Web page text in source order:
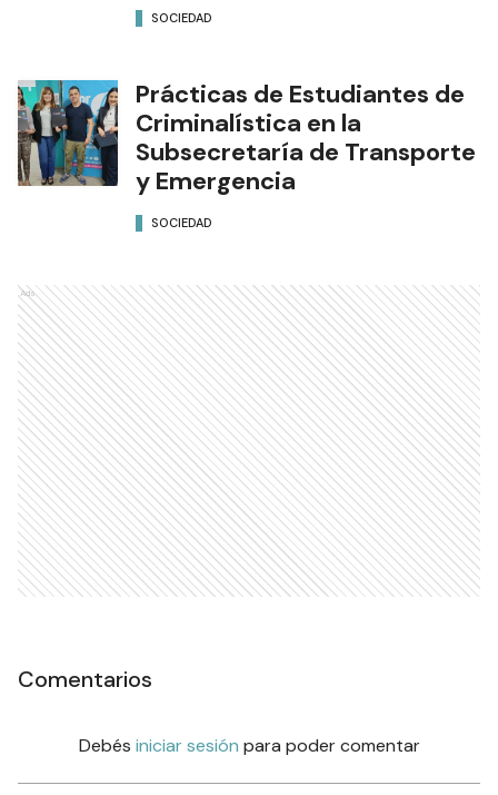
SOCIEDAD
Prácticas de Estudiantes de
Criminalística en la
Subsecretaría de Transporte
y Emergencia
SOCIEDAD
Ads
Comentarios
Debés iniciar sesión para poder comentar